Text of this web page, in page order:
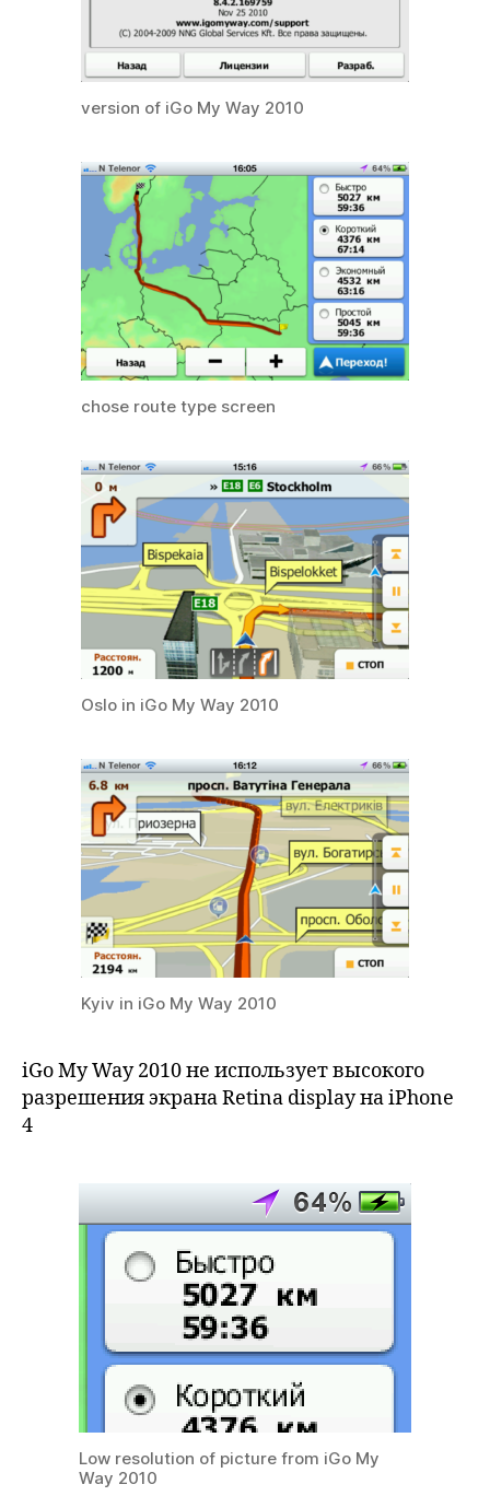
version of iGo My Way 2010
chose route type screen
Oslo in iGo My Way 2010
Kyiv in iGo My Way 2010
iGo My Way 2010 не использует высокого
разрешения экрана Retina display на iPhone
4
Low resolution of picture from iGo My
Way 2010